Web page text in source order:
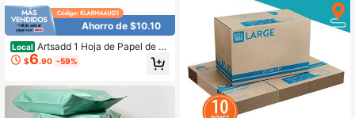
Ahorro de $10.10
Local Artsadd 1 Hoja de Papel de R
egalo 58x23 Pulgadas – Material P
P en Rojo con Diseño de Lazo de P
nte & Sin Arrugas para Navidad, Fie
stas Navideñas y Regalos
$6.90 -59%